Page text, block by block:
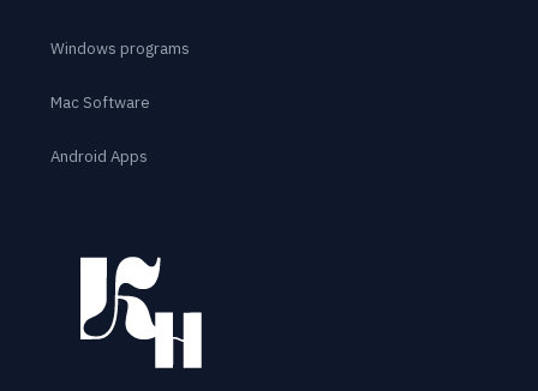
Windows programs
Mac Software
Android Apps